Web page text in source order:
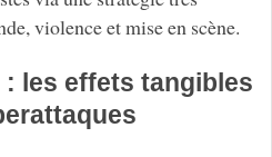
violence et mise en scène.
les effets tangibles